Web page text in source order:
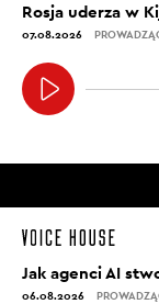
Rosja uderza w
07.08.2026
Jak agenci AI
06.08.2026